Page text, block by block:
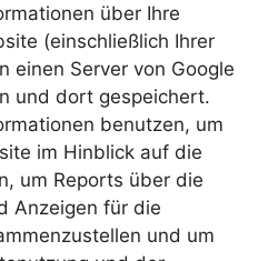
über Ihre
(einschließlich Ihrer
einen Server von Google
und dort gespeichert.
benutzen, um
im Hinblick auf die
um Reports über die
Anzeigen für die
und um